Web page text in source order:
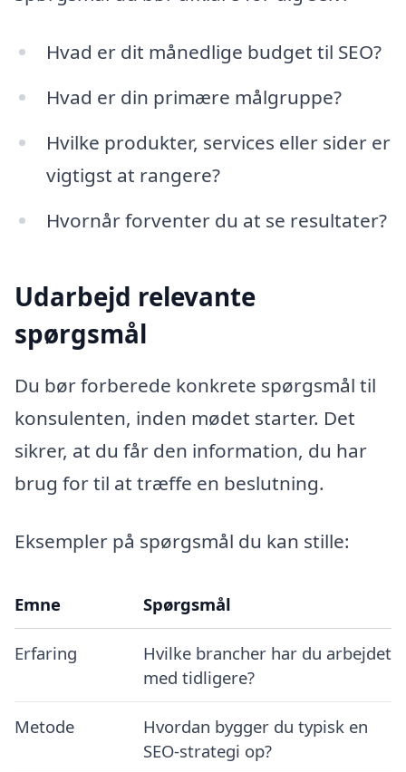
Hvad er dit månedlige budget til SEO?
Hvad er din primære målgruppe?
Hvilke produkter, services eller sider er
vigtigst at rangere?
Hvornår forventer du at se resultater?
Udarbejd relevante
spørgsmål
Du bør forberede konkrete spørgsmål til
konsulenten, inden mødet starter. Det
sikrer, at du får den information, du har
brug for til at træffe en beslutning.
Eksempler på spørgsmål du kan stille:
Emne Spørgsmål
Erfaring
Hvilke brancher har du arbejdet
med tidligere?
Metode
Hvordan bygger du typisk en
SEO-strategi op?